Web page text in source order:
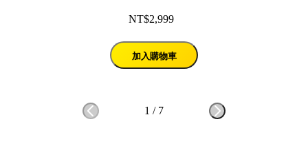
NT$2,999
加入購物車
1 / 7